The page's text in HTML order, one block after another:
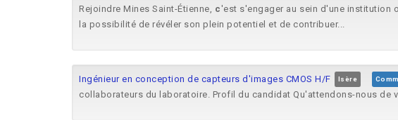
Rejoindre Mines Saint-Étienne, c'est s'engager au sein d'une institution
la possibilité de révéler son plein potentiel et de contribuer...
Ingénieur en conception de capteurs d'images CMOS H/F Isère
collaborateurs du laboratoire. Profil du candidat Qu'attendons-nous de